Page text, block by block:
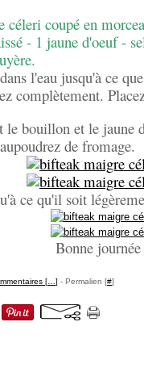
céleri coupé en
- 1 jaune d'oeuf -
l'eau jusqu'à ce
complètement.
le bouillon et le jaune
de fromage.
ce qu'il soit
Bonne
[ ] - Permalien [#]